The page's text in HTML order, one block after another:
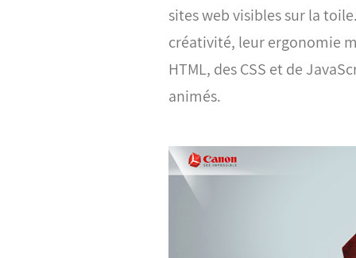
sites web visibles sur la
créativité, leur ergonomie
HTML, des CSS et de
animés.